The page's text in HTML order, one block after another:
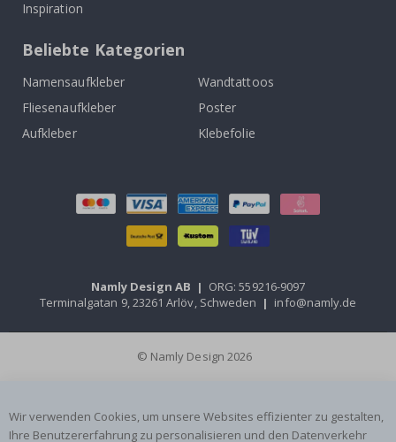
Inspiration
Beliebte Kategorien
Namensaufkleber
Wandtattoos
Fliesenaufkleber
Poster
Aufkleber
Klebefolie
Namly Design AB | ORG: 559216-9097
Terminalgatan 9, 23261 Arlöv, Schweden | info@namly.de
© Namly Design 2026
Wir verwenden Cookies, um unsere Websites effizienter zu gestalten,
Ihre Benutzererfahrung zu personalisieren und den Datenverkehr